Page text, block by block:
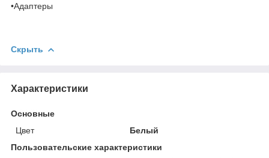
•Адаптеры
Скрыть
Характеристики
Основные
Цвет
Белый
Пользовательские характеристики